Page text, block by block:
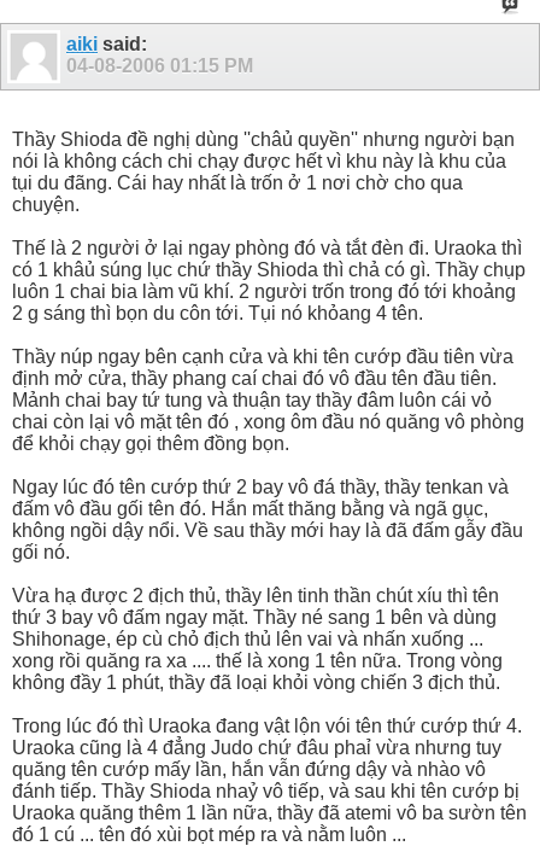
aiki said:
04-08-2006 01:15 PM
Thầy Shioda đề nghị dùng ''châủ quyền'' nhưng người bạn
nói là không cách chi chạy được hết vì khu này là khu của
tụi du đãng. Cái hay nhất là trốn ở 1 nơi chờ cho qua
chuyện.
Thế là 2 người ở lại ngay phòng đó và tắt đèn đi. Uraoka thì
có 1 khâủ súng lục chứ thầy Shioda thì chả có gì. Thầy chụp
luôn 1 chai bia làm vũ khí. 2 người trốn trong đó tới khoảng
2 g sáng thì bọn du côn tới. Tụi nó khỏang 4 tên.
Thầy núp ngay bên cạnh cửa và khi tên cướp đầu tiên vừa
định mở cửa, thầy phang caí chai đó vô đầu tên đầu tiên.
Mảnh chai bay tứ tung và thuận tay thầy đâm luôn cái vỏ
chai còn lại vô mặt tên đó , xong ôm đầu nó quăng vô phòng
để khỏi chạy gọi thêm đồng bọn.
Ngay lúc đó tên cướp thứ 2 bay vô đá thầy, thầy tenkan và
đấm vô đầu gối tên đó. Hắn mất thăng bằng và ngã gục,
không ngồi dậy nổi. Về sau thầy mới hay là đã đấm gẫy đầu
gối nó.
Vừa hạ được 2 địch thủ, thầy lên tinh thần chút xíu thì tên
thứ 3 bay vô đấm ngay mặt. Thầy né sang 1 bên và dùng
Shihonage, ép cù chỏ địch thủ lên vai và nhấn xuống ...
xong rồi quăng ra xa .... thế là xong 1 tên nữa. Trong vòng
không đầy 1 phút, thầy đã loại khỏi vòng chiến 3 địch thủ.
Trong lúc đó thì Uraoka đang vật lộn vói tên thứ cướp thứ 4.
Uraoka cũng là 4 đẳng Judo chứ đâu phaỉ vừa nhưng tuy
quăng tên cướp mấy lần, hắn vẫn đứng dậy và nhào vô
đánh tiếp. Thầy Shioda nhaỷ vô tiếp, và sau khi tên cướp bị
Uraoka quăng thêm 1 lần nữa, thầy đã atemi vô ba sườn tên
đó 1 cú ... tên đó xùi bọt mép ra và nằm luôn ...